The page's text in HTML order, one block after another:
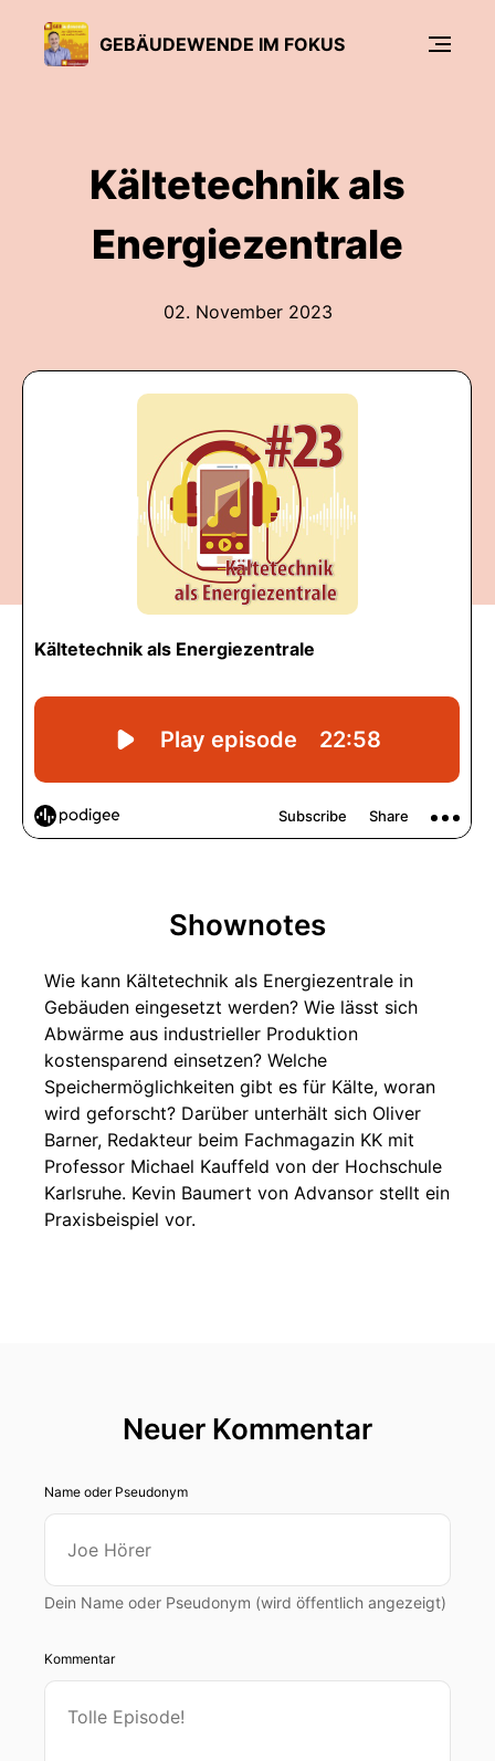
GEBÄUDEWENDE IM FOKUS
Kältetechnik als
Energiezentrale
02. November 2023
Shownotes
Wie kann Kältetechnik als Energiezentrale in
Gebäuden eingesetzt werden? Wie lässt sich
Abwärme aus industrieller Produktion
kostensparend einsetzen? Welche
Speichermöglichkeiten gibt es für Kälte, woran
wird geforscht? Darüber unterhält sich Oliver
Barner, Redakteur beim Fachmagazin KK mit
Professor Michael Kauffeld von der Hochschule
Karlsruhe. Kevin Baumert von Advansor stellt ein
Praxisbeispiel vor.
Neuer Kommentar
Name oder Pseudonym
Dein Name oder Pseudonym (wird öffentlich angezeigt)
Kommentar